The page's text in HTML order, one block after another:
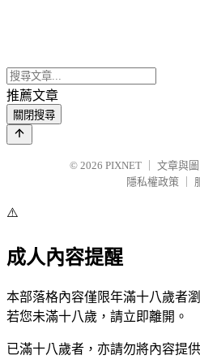
推薦文章
關閉搜尋
© 2026 PIXNET
文章與
隱私權政策
⚠️
成人內容提醒
本部落格內容僅限年滿十八歲者瀏
若您未滿十八歲，請立即離開。
已滿十八歲者，亦請勿將內容提